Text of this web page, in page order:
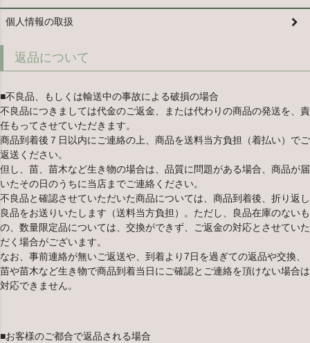
個人情報の取扱
返品について
■不良品、もしくは輸送中の事故による破損の場合
不良品につきましては代金のご返金、または代わりの商品の発送を、責
任もってさせていただきます。
商品到着後７日以内にご連絡の上、商品を送料当方負担（着払い）でご
返送ください。
但し、苗、苗木など生き物の場合は、品質に問題がある場合、商品が届
いたその日のうちに当店までご連絡ください。
不良品と確認させていただいた商品については、商品到着後、折り返し
良品をお送りいたします（送料当方負担）。ただし、良品在庫のないも
の、数量限定品については、交換ができず、ご返金の対応とさせていた
だく場合がございます。
なお、事前連絡が無いご返送や、到着より7日を過ぎての返品や交換、
苗や苗木など生き物で商品到着当日にご確認とご連絡を頂けない場合は
対応できません。
■お客様のご都合で返品される場合